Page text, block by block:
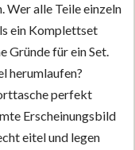
Wer alle Teile einzeln
ein Komplettset
Gründe für ein Set.
herumlaufen?
perfekt
Erscheinungsbild
eitel und legen